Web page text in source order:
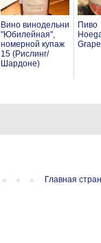
Вино винодельни
"Юбилейная",
номерной купаж
15 (Рислинг/
Шардоне)
Пиво
Главная